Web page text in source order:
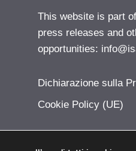
This website is part
press releases and
opportunities:
Dichiarazione sulla
Cookie Policy (UE)